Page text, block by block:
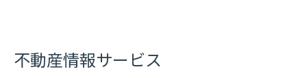
不動産情報サービス